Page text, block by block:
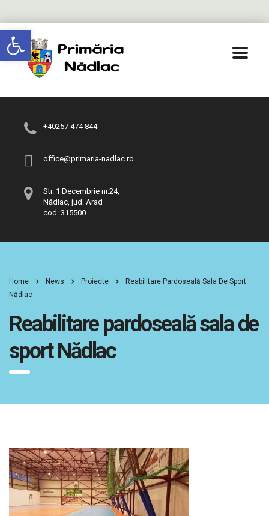
Deschide bara de unelte
+40257 474 844
office@primaria-nadlac.ro
Str. 1 Decembrie nr.24,
Nădlac, jud. Arad
cod: 315500
Home News Proiecte
Reabilitare Pardoseală Sala De Sport
Nădlac
Reabilitare pardoseală sala de
sport Nădlac